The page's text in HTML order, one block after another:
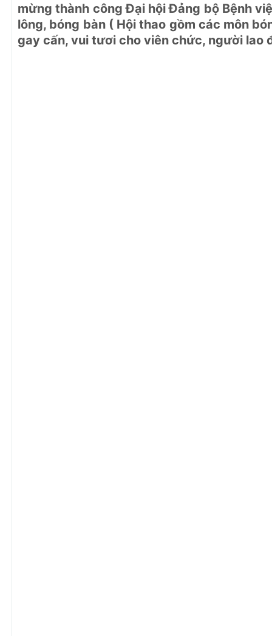
mừng thành công Đại hội Đảng bộ Bệnh
lông, bóng bàn ( Hội thao gồm các môn
gay cấn, vui tươi cho viên chức, người lao